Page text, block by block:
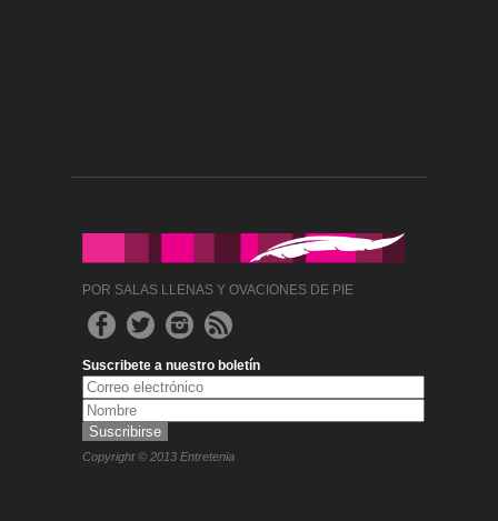
POR SALAS LLENAS Y OVACIONES DE PIE
Suscribete a nuestro boletín
Copyright © 2013 Entretenia